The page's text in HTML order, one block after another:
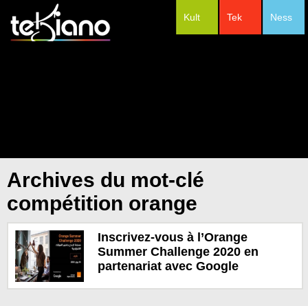
Ness
Tek
Kult
Archives du mot-clé
compétition orange
Inscrivez-vous à l’Orange
Summer Challenge 2020 en
partenariat avec Google